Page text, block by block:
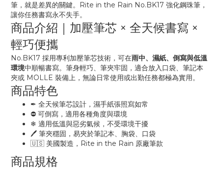
筆，就是差異的關鍵。Rite in the Rain No.BK17 強化鋼珠筆，
讓你任務書寫永不失手。
商品介紹｜加壓筆芯 × 全天候書寫 ×
輕巧便攜
No.BK17 採用專利加壓筆芯技術，可在雨中、濕紙、倒寫與低溫
環境中順暢書寫。筆身輕巧、筆夾牢固，適合放入口袋、筆記本
夾或 MOLLE 裝備上，無論日常使用或出勤任務都極為實用。
商品特色
✒ 全天候筆芯設計，濕手紙張照寫如常
⛔ 可倒寫，適用各種角度與環境
❄ 適用低溫與惡劣氣候，不受環境干擾
🖊 筆夾穩固，易夾於筆記本、胸袋、口袋
🇺🇸 美國製造，Rite in the Rain 原廠筆款
商品規格